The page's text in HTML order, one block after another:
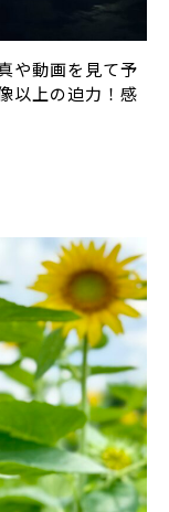
や動画を見て予
以上の迫力！感